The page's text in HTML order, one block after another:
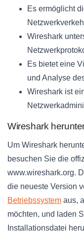
Es ermöglicht
Wireshark
Es bietet eine
und Analyse
Wireshark ist
Wireshark
Um Wireshark
besuchen Sie die
www.wireshark.org.
die neueste Version
Betriebssystem aus,
möchten, und laden
Installationsdatei